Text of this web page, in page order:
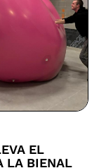
EL
LA BIENAL